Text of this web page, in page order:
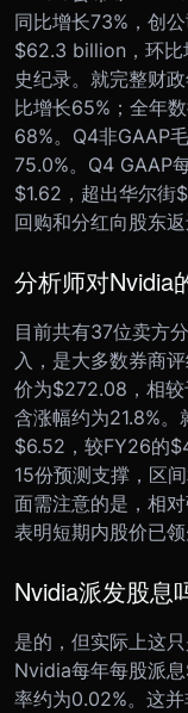
同比增长73%，创
$62.3 billion，环比
史纪录。就完整财
比增长65%；全年
68%。Q4非GAAP
75.0%。Q4 GAAP
$1.62，超出华尔街
回购和分红向股东返
分析师对Nvidia
目前共有37位卖方
入，是大多数券商
价为$272.08，相
含涨幅约为21.8%
$6.52，较FY26的
15份预测支撑，区
面需注意的是，相
表明短期内股价已领
Nvidia派发股息
是的，但实际上这
Nvidia每年每股派
率约为0.02%。这